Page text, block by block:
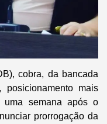
cobra, da bancada
mais
uma semana após o
prorrogação da